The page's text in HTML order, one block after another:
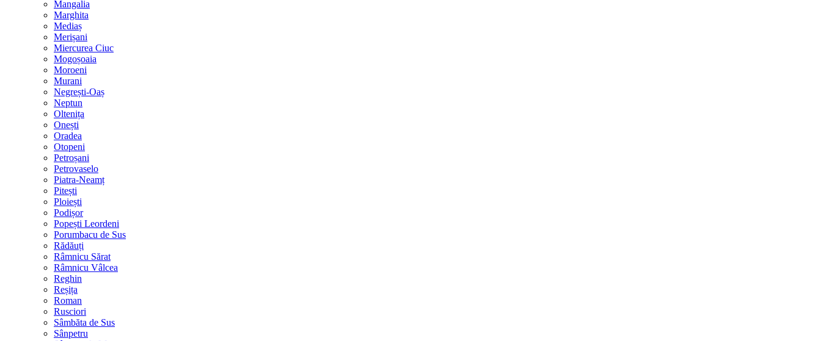
Mangalia
Marghita
Mediaș
Merișani
Miercurea Ciuc
Mogoșoaia
Moroeni
Murani
Negrești-Oaș
Neptun
Oltenița
Onești
Oradea
Otopeni
Petroșani
Petrovaselo
Piatra-Neamț
Pitești
Ploiești
Podișor
Popești Leordeni
Porumbacu de Sus
Rădăuți
Râmnicu Sărat
Râmnicu Vâlcea
Reghin
Reșița
Roman
Rusciori
Sâmbăta de Sus
Sânpetru